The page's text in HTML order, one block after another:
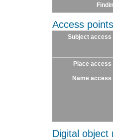
Access points
Subject access
Place access
Name access
Digital object